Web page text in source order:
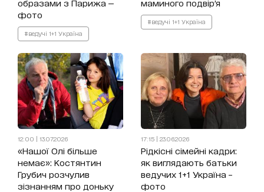
образами з Парижа —
фото
#ведучі 1+1 Україна
маминого подвір’я
#ведучі 1+1 Україна
12:00 | 13.07.2026
«Нашої Олі більше
немає»: Костянтин
Грубич розчулив
зізнанням про доньку
17:15 | 23.06.2026
Рідкісні сімейні кадри:
як виглядають батьки
ведучих 1+1 Україна –
фото